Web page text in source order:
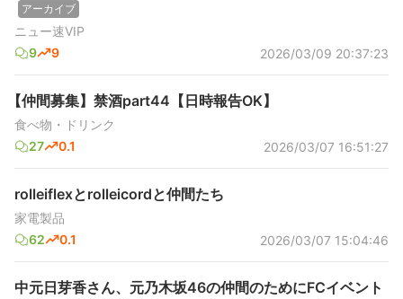
アーカイブ
ニュー速VIP
9
9 2026/03/09 20:37:23
【仲間募集】禁酒part44【日時報告OK】
食べ物・ドリンク
27
0.1 2026/03/07 16:51:27
rolleiflexとrolleicordと仲間たち
家電製品
62
0.1 2026/03/07 15:04:46
中元日芽香さん、元乃木坂46の仲間のためにFCイベント